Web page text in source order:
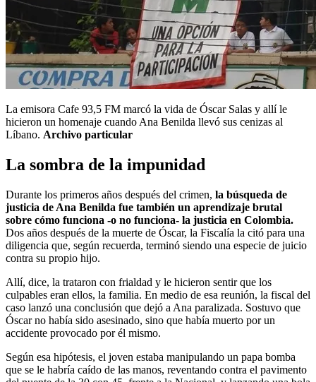
La emisora Cafe 93,5 FM marcó la vida de Óscar Salas y allí le
hicieron un homenaje cuando Ana Benilda llevó sus cenizas al
Líbano. Archivo particular
La sombra de la impunidad
Durante los primeros años después del crimen, la búsqueda de
justicia de Ana Benilda fue también un aprendizaje brutal
sobre cómo funciona -o no funciona- la justicia en Colombia.
Dos años después de la muerte de Óscar, la Fiscalía la citó para una
diligencia que, según recuerda, terminó siendo una especie de juicio
contra su propio hijo.
Allí, dice, la trataron con frialdad y le hicieron sentir que los
culpables eran ellos, la familia. En medio de esa reunión, la fiscal del
caso lanzó una conclusión que dejó a Ana paralizada. Sostuvo que
Óscar no había sido asesinado, sino que había muerto por un
accidente provocado por él mismo.
Según esa hipótesis, el joven estaba manipulando un papa bomba
que se le habría caído de las manos, reventando contra el pavimento